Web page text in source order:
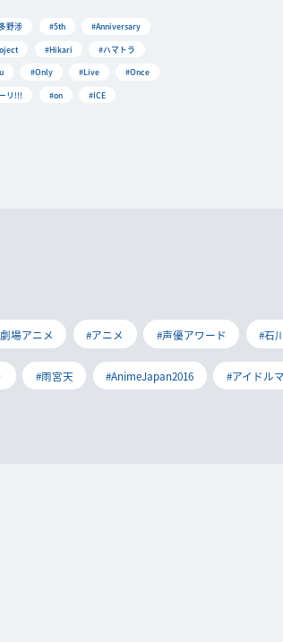
野渉 #5th
#Anniversary
#Hikari
#ハマトラ
#Only #Live
#Once
リ!!!
#on #ICE
場アニメ #アニメ #声優アワード #石
#雨宮天 #AnimeJapan2016 #アイドル